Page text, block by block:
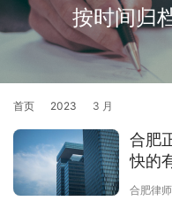
按时间归
首页 2023 3 月
合肥
快的
合肥律